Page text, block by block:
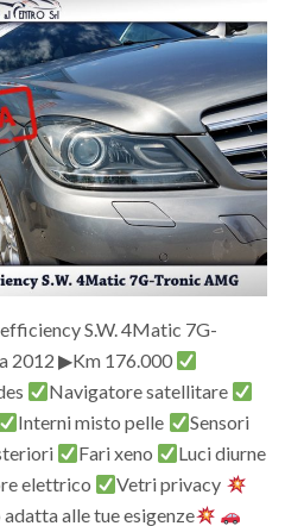
S.W. 4Matic 7G-
2012 ▶Km 176.000
Navigatore satellitare
Interni misto pelle
Sensori
Fari xeno
Luci diurne
elettrico
Vetri privacy
alle tue esigenze